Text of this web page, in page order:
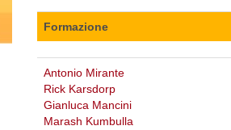
Formazione
Antonio Mirante
Rick Karsdorp
Gianluca Mancini
Marash Kumbulla